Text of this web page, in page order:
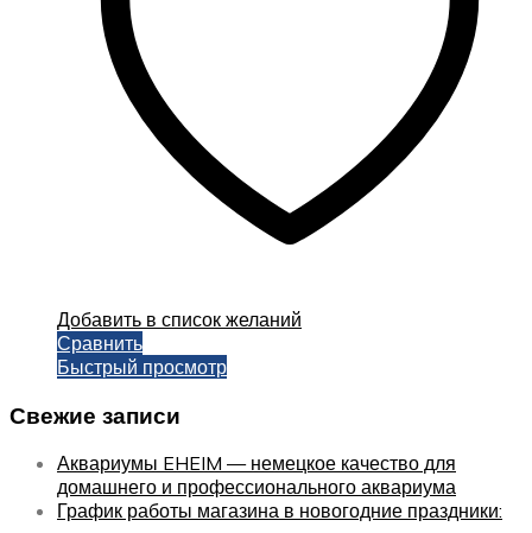
Добавить в список желаний
Сравнить
Быстрый просмотр
Свежие записи
Аквариумы EHEIM — немецкое качество для
домашнего и профессионального аквариума
График работы магазина в новогодние праздники: